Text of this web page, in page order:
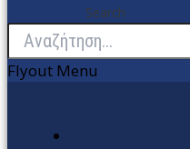
Search
Flyout Menu